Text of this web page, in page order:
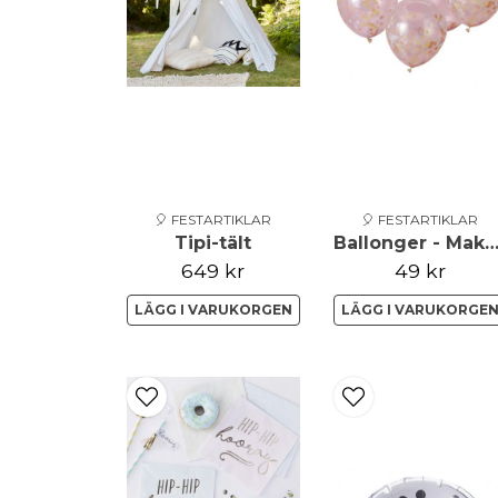
🎈 FESTARTIKLAR
Tipi-tält
649 kr
LÄGG I VARUKORGEN
🎈 FESTARTIKLAR
Ballonger - Make A Wish
49 kr
LÄGG I VARUKORGEN